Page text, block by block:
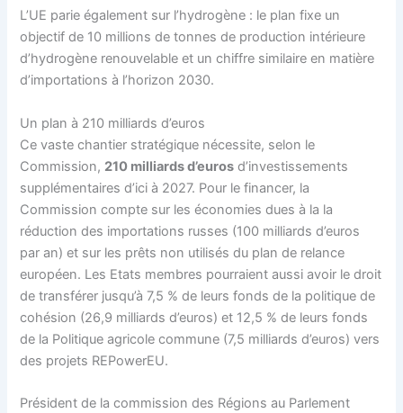
L’UE parie également sur l’hydrogène : le plan fixe un
objectif de 10 millions de tonnes de production intérieure
d’hydrogène renouvelable et un chiffre similaire en matière
d’importations à l’horizon 2030.
Un plan à 210 milliards d’euros
Ce vaste chantier stratégique nécessite, selon le
Commission, 210 milliards d’euros d’investissements
supplémentaires d’ici à 2027. Pour le financer, la
Commission compte sur les économies dues à la la
réduction des importations russes (100 milliards d’euros
par an) et sur les prêts non utilisés du plan de relance
européen. Les Etats membres pourraient aussi avoir le droit
de transférer jusqu’à 7,5 % de leurs fonds de la politique de
cohésion (26,9 milliards d’euros) et 12,5 % de leurs fonds
de la Politique agricole commune (7,5 milliards d’euros) vers
des projets REPowerEU.
Président de la commission des Régions au Parlement